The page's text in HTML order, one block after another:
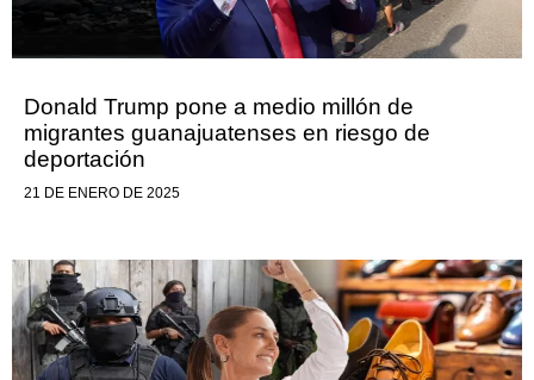
Donald Trump pone a medio millón de
migrantes guanajuatenses en riesgo de
deportación
21 DE ENERO DE 2025